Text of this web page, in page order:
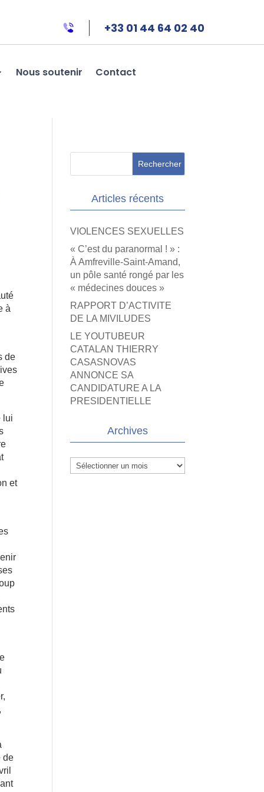
+33 01 44 64 02 40
Nous soutenir Contact
à
de
lui
et
de
Articles récents
VIOLENCES SEXUELLES
« C’est du paranormal ! » :
À Amfreville-Saint-Amand,
un pôle santé rongé par les
« médecines douces »
RAPPORT D’ACTIVITE
DE LA MIVILUDES
LE YOUTUBEUR
CATALAN THIERRY
CASASNOVAS
ANNONCE SA
CANDIDATURE A LA
PRESIDENTIELLE
Archives
Archives